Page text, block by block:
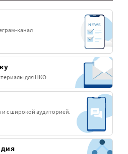
канал
для НКО
и с широкой аудиторией.